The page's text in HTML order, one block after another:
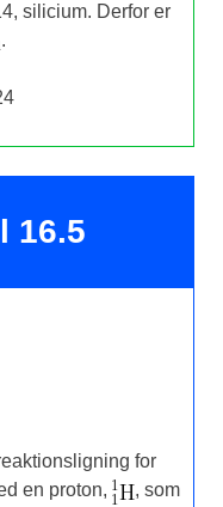
silicium. Derfor er
.
4
16.5
for
en proton,
, som